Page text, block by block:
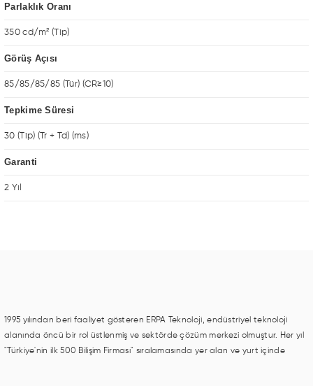
Parlaklık Oranı
350 cd/m² (Tip)
Görüş Açısı
85/85/85/85 (Tür) (CR≥10)
Tepkime Süresi
30 (Tip) (Tr + Td) (ms)
Garanti
2 Yıl
1995 yılından beri faaliyet gösteren ERPA Teknoloji, endüstriyel teknoloji
alanında öncü bir rol üstlenmiş ve sektörde çözüm merkezi olmuştur. Her yıl
"Türkiye'nin ilk 500 Bilişim Firması" sıralamasında yer alan ve yurt içinde